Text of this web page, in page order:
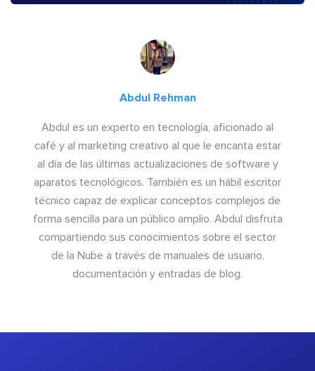
Abdul Rehman
Abdul es un experto en tecnología, aficionado al
café y al marketing creativo al que le encanta estar
al día de las últimas actualizaciones de software y
aparatos tecnológicos. También es un hábil escritor
técnico capaz de explicar conceptos complejos de
forma sencilla para un público amplio. Abdul disfruta
compartiendo sus conocimientos sobre el sector
de la Nube a través de manuales de usuario,
documentación y entradas de blog.